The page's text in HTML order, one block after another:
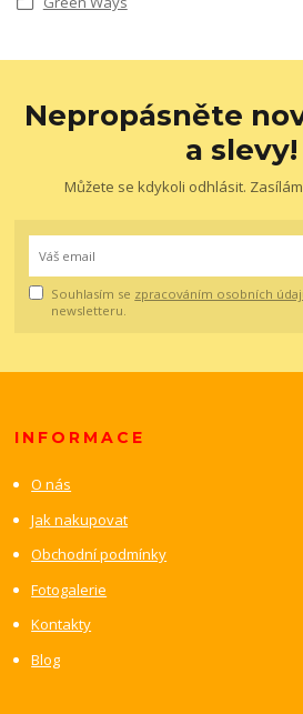
Nepropásněte
a slevy!
Můžete se kdykoli odhlásit.
Souhlasím se zpracováním osobních
newsletteru.
INFORMACE
O nás
Jak nakupovat
Obchodní podmínky
Fotogalerie
Kontakty
Blog